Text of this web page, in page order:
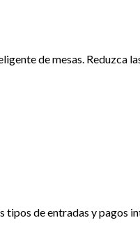
de mesas. Reduzca
tipos de entradas y pagos